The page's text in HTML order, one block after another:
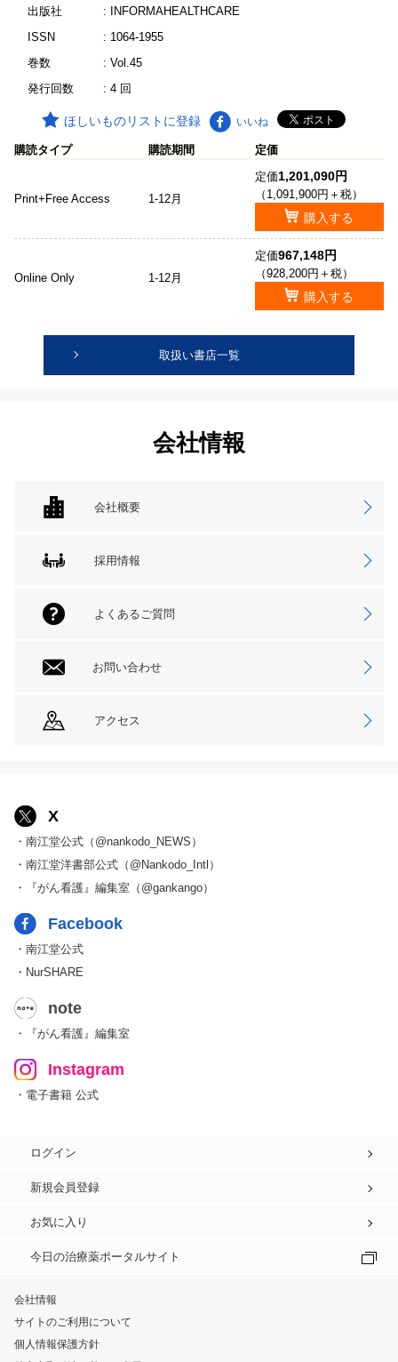
出版社
: INFORMAHEALTHCARE
ISSN
: 1064-1955
巻数
: Vol.45
発行回数
: 4 回
ほしいものリストに登録 いいね
購読タイプ 購読期間 定価
Print+Free Access 1-12月
定価1,201,090円
（1,091,900円＋税）
購入する
Online Only 1-12月
定価967,148円
（928,200円＋税）
購入する
取扱い書店一覧
会社情報
会社概要
採用情報
よくあるご質問
お問い合わせ
アクセス
X
・南江堂公式（@nankodo_NEWS）
・南江堂洋書部公式（@Nankodo_Intl）
・『がん看護』編集室（@gankango）
Facebook
・南江堂公式
・NurSHARE
note
・『がん看護』編集室
Instagram
・電子書籍 公式
ログイン
新規会員登録
お気に入り
今日の治療薬ポータルサイト
会社情報
サイトのご利用について
個人情報保護方針